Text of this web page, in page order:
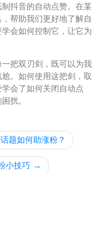
抖音的自动点赞。在某
帮助我们更好地了解自
会如何控制它，让它为
把双刃剑，既可以为我
。如何使用这把剑，取
会了如何关闭自动点
扰。
题如何助涨粉？
小技巧